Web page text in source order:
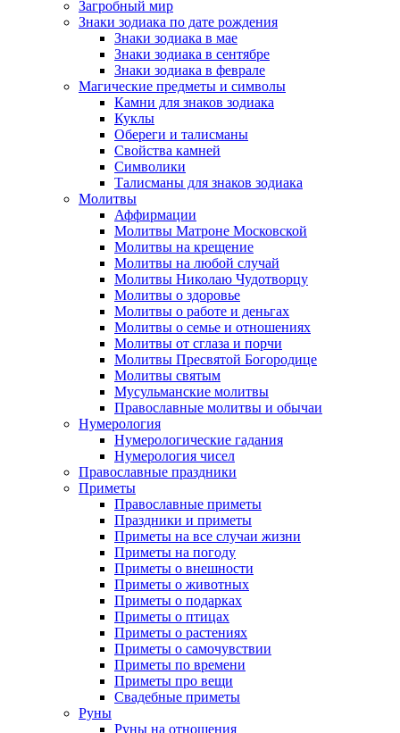
Загробный мир
Знаки зодиака по дате рождения
Знаки зодиака в мае
Знаки зодиака в сентябре
Знаки зодиака в феврале
Магические предметы и символы
Камни для знаков зодиака
Куклы
Обереги и талисманы
Свойства камней
Символики
Талисманы для знаков зодиака
Молитвы
Аффирмации
Молитвы Матроне Московской
Молитвы на крещение
Молитвы на любой случай
Молитвы Николаю Чудотворцу
Молитвы о здоровье
Молитвы о работе и деньгах
Молитвы о семье и отношениях
Молитвы от сглаза и порчи
Молитвы Пресвятой Богородице
Молитвы святым
Мусульманские молитвы
Православные молитвы и обычаи
Нумерология
Нумерологические гадания
Нумерология чисел
Православные праздники
Приметы
Православные приметы
Праздники и приметы
Приметы на все случаи жизни
Приметы на погоду
Приметы о внешности
Приметы о животных
Приметы о подарках
Приметы о птицах
Приметы о растениях
Приметы о самочувствии
Приметы по времени
Приметы про вещи
Свадебные приметы
Руны
Руны на отношения